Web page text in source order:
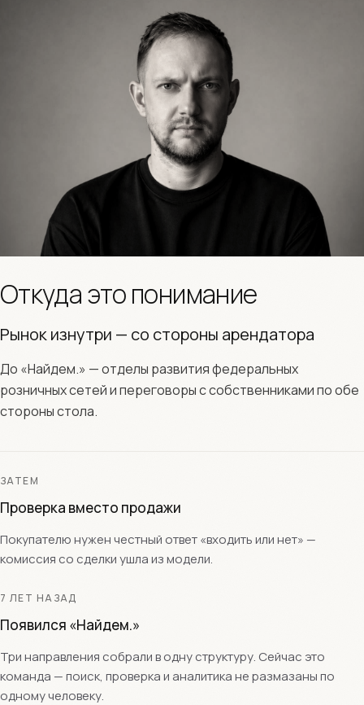
Откуда это понимание
Рынок изнутри — со стороны арендатора
До «Найдем.» — отделы развития федеральных
розничных сетей и переговоры с собственниками по обе
стороны стола.
ЗАТЕМ
Проверка вместо продажи
Покупателю нужен честный ответ «входить или нет» —
комиссия со сделки ушла из модели.
7 ЛЕТ НАЗАД
Появился «Найдем.»
Три направления собрали в одну структуру. Сейчас это
команда — поиск, проверка и аналитика не размазаны по
одному человеку.